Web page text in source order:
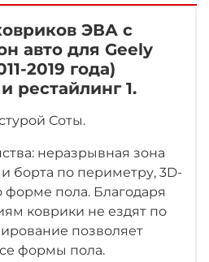
ЭВА с
авто для Geely
2019 года)
рестайлинг 1.
Соты.
неразрывная зона
и борта по периметру, 3D-
форме пола. Благодаря
коврики не ездят по
позволяет
формы пола.